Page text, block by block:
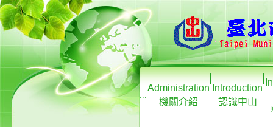
:::
Administration
機關介紹
Introduction
認識中山